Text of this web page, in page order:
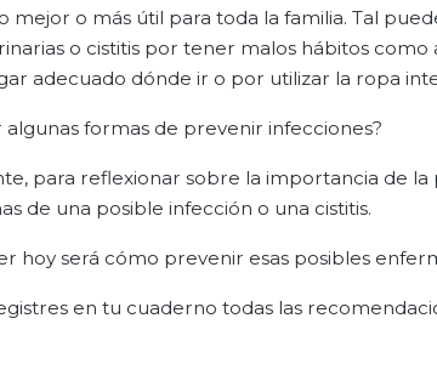
mejor o más útil para toda la familia. Tal
o cistitis por tener malos hábitos
adecuado dónde ir o por utilizar la ropa
algunas formas de prevenir infecciones?
para reflexionar sobre la importancia de
de una posible infección o una cistitis.
hoy será cómo prevenir esas posibles
en tu cuaderno todas las